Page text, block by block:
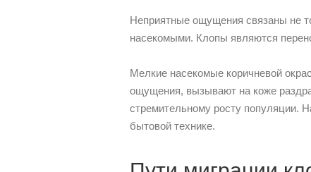
Неприятные ощущения связаны не
насекомыми. Клопы являются
Мелкие насекомые коричневой
ощущения, вызывают на коже
стремительному росту популяции.
бытовой технике.